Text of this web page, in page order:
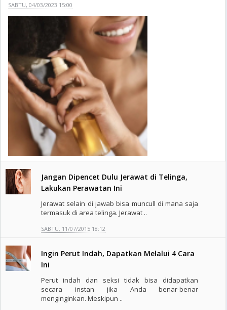
SABTU, 04/03/2023 15:00
Jangan Dipencet Dulu Jerawat di Telinga,
Lakukan Perawatan Ini
Jerawat selain di jawab bisa muncull di mana saja
termasuk di area telinga. Jerawat ..
SABTU, 11/07/2015 18:12
Ingin Perut Indah, Dapatkan Melalui 4 Cara
Ini
Perut indah dan seksi tidak bisa didapatkan
secara instan jika Anda benar-benar
menginginkan. Meskipun ..